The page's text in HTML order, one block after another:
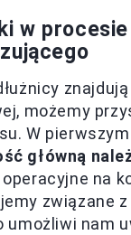
w
możemy
W
główną
na
związane
umożliwi nam